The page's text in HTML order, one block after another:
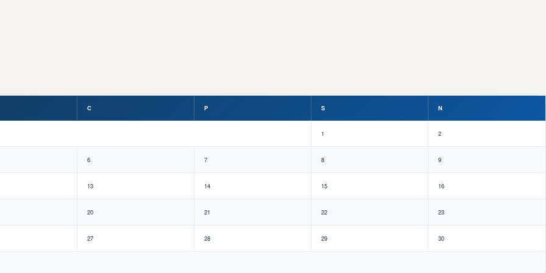
C P S N
1 2
6 7 8 9
13 14 15 16
20 21 22 23
27 28 29 30